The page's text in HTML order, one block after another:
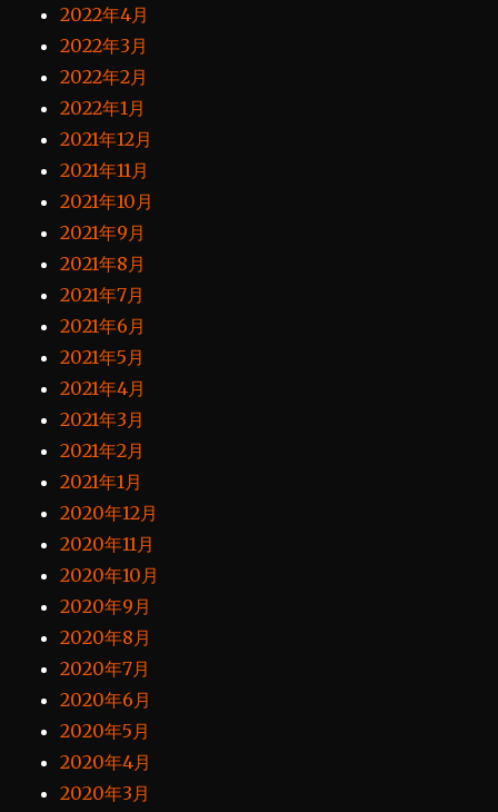
2022年4月
2022年3月
2022年2月
2022年1月
2021年12月
2021年11月
2021年10月
2021年9月
2021年8月
2021年7月
2021年6月
2021年5月
2021年4月
2021年3月
2021年2月
2021年1月
2020年12月
2020年11月
2020年10月
2020年9月
2020年8月
2020年7月
2020年6月
2020年5月
2020年4月
2020年3月